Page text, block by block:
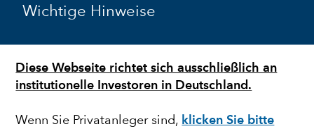
Wichtige Hinweise
Diese Webseite richtet sich ausschließlich an
institutionelle Investoren in Deutschland.
Wenn Sie Privatanleger sind, klicken Sie bitte